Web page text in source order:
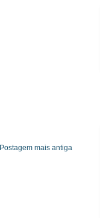
Postagem mais antiga